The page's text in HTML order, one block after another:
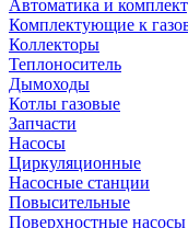
Автоматика и
Комплектующие к
Коллекторы
Теплоноситель
Дымоходы
Котлы газовые
Запчасти
Насосы
Циркуляционные
Насосные станции
Повысительные
Поверхностные насосы